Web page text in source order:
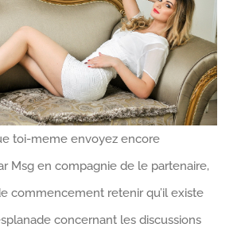
toi-meme envoyez encore
Msg en compagnie de le partenaire,
commencement retenir qu’il existe
concernant les discussions